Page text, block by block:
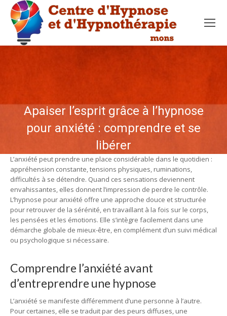
Apaiser l’esprit grâce à l’hypnose
pour anxiété : comprendre et se
libérer
L’anxiété peut prendre une place considérable dans le quotidien :
appréhension constante, tensions physiques, ruminations,
difficultés à se détendre. Quand ces sensations deviennent
envahissantes, elles donnent l’impression de perdre le contrôle.
L’hypnose pour anxiété offre une approche douce et structurée
pour retrouver de la sérénité, en travaillant à la fois sur le corps,
les pensées et les émotions. Elle s’intègre facilement dans une
démarche globale de mieux-être, en complément d’un suivi médical
ou psychologique si nécessaire.
Comprendre l’anxiété avant
d’entreprendre une hypnose
L’anxiété se manifeste différemment d’une personne à l’autre.
Pour certaines, elle se traduit par des peurs diffuses, une